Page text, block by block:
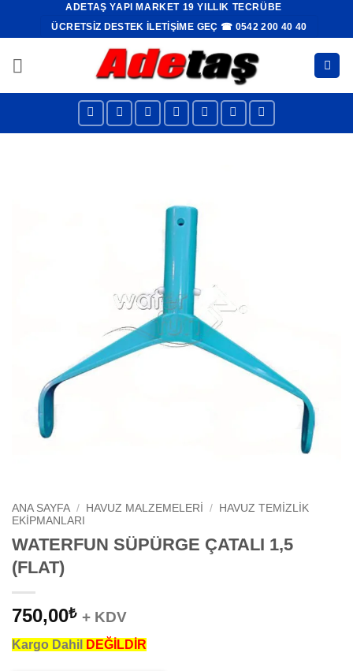
ADETAŞ YAPI MARKET 19 YILLIK TECRÜBE
ÜCRETSIZ DESTEK İLETIŞIME GEÇ ☎ 0542 200 40 40
ANA SAYFA / HAVUZ MALZEMELERI /
HAVUZ TEMIZLIK
EKIPMANLARI
WATERFUN SÜPÜRGE ÇATALI 1,5
(FLAT)
750,00₺ + KDV
Kargo Dahil DEĞİLDİR